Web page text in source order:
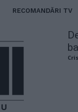
RECOMANDĂRI TV